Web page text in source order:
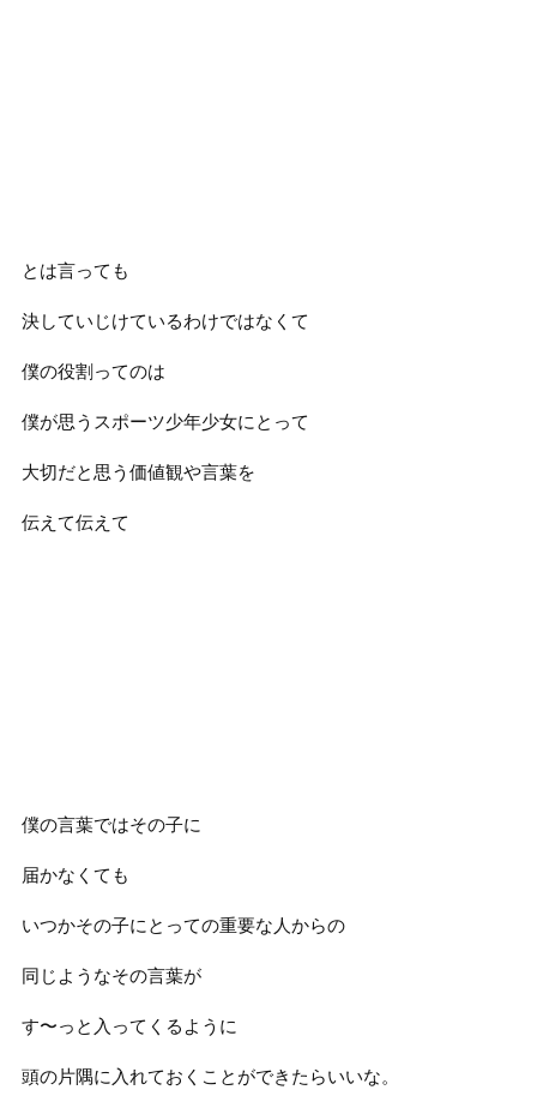
とは言っても
決していじけているわけではなくて
僕の役割ってのは
僕が思うスポーツ少年少女にとって
大切だと思う価値観や言葉を
伝えて伝えて
僕の言葉ではその子に
届かなくても
いつかその子にとっての重要な人からの
同じようなその言葉が
す〜っと入ってくるように
頭の片隅に入れておくことができたらいいな。